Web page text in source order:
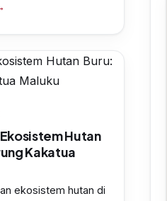
Hutan
Kakatua
ekosistem hutan di